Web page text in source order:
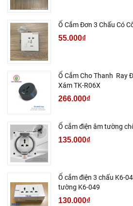
Ổ Cắm Đơn 3 Chấu Có
55.000₫
Ổ Cắm Cho Thanh Ray
Xám TK-R06X
266.000₫
Ổ cắm điện âm tường
135.000₫
Ổ cắm điện 3 chấu K6-
tường K6-049
130.000₫